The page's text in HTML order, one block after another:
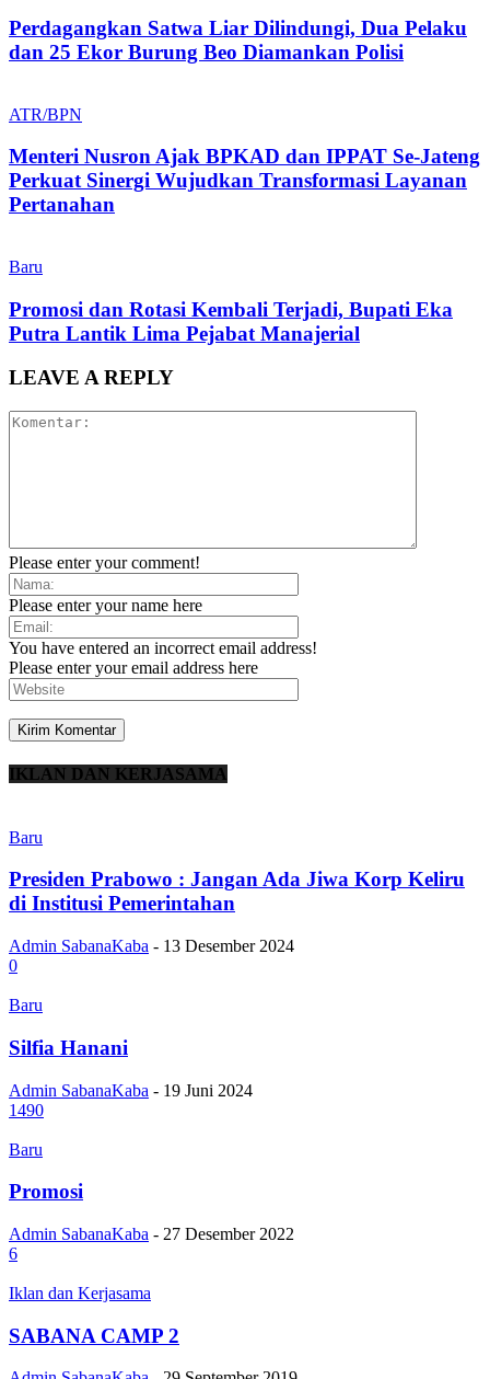
Perdagangkan Satwa Liar Dilindungi, Dua Pelaku
dan 25 Ekor Burung Beo Diamankan Polisi
ATR/BPN
Menteri Nusron Ajak BPKAD dan IPPAT Se-Jateng
Perkuat Sinergi Wujudkan Transformasi Layanan
Pertanahan
Baru
Promosi dan Rotasi Kembali Terjadi, Bupati Eka
Putra Lantik Lima Pejabat Manajerial
LEAVE A REPLY
Please enter your comment!
Please enter your name here
You have entered an incorrect email address!
Please enter your email address here
IKLAN DAN KERJASAMA
Baru
Presiden Prabowo : Jangan Ada Jiwa Korp Keliru
di Institusi Pemerintahan
Admin SabanaKaba - 13 Desember 2024
0
Baru
Silfia Hanani
Admin SabanaKaba - 19 Juni 2024
1490
Baru
Promosi
Admin SabanaKaba - 27 Desember 2022
6
Iklan dan Kerjasama
SABANA CAMP 2